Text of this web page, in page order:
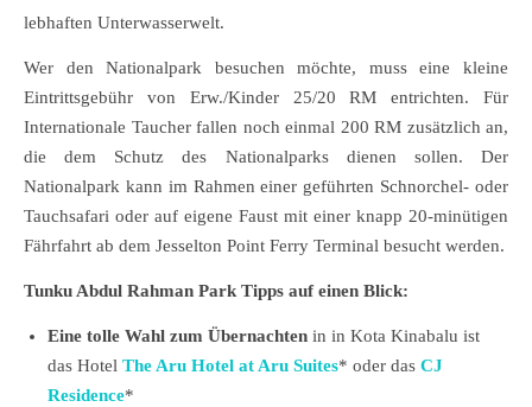
lebhaften Unterwasserwelt.
Wer den Nationalpark besuchen möchte, muss eine kleine
Eintrittsgebühr von Erw./Kinder 25/20 RM entrichten. Für
Internationale Taucher fallen noch einmal 200 RM zusätzlich an,
die dem Schutz des Nationalparks dienen sollen. Der
Nationalpark kann im Rahmen einer geführten Schnorchel- oder
Tauchsafari oder auf eigene Faust mit einer knapp 20-minütigen
Fährfahrt ab dem Jesselton Point Ferry Terminal besucht werden.
Tunku Abdul Rahman Park Tipps auf einen Blick:
Eine tolle Wahl zum Übernachten in in Kota Kinabalu ist
das Hotel The Aru Hotel at Aru Suites* oder das CJ
Residence*